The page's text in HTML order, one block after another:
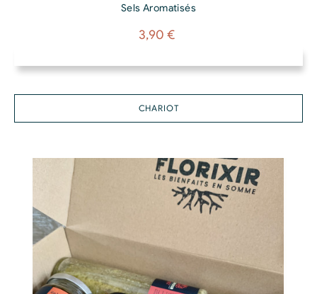
Sels Aromatisés
Prix
3,90 €
CHARIOT